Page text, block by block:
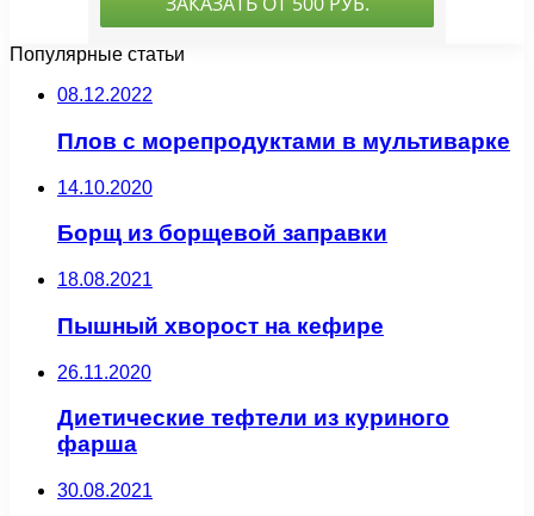
Популярные статьи
08.12.2022
Плов с морепродуктами в мультиварке
14.10.2020
Борщ из борщевой заправки
18.08.2021
Пышный хворост на кефире
26.11.2020
Диетические тефтели из куриного
фарша
30.08.2021